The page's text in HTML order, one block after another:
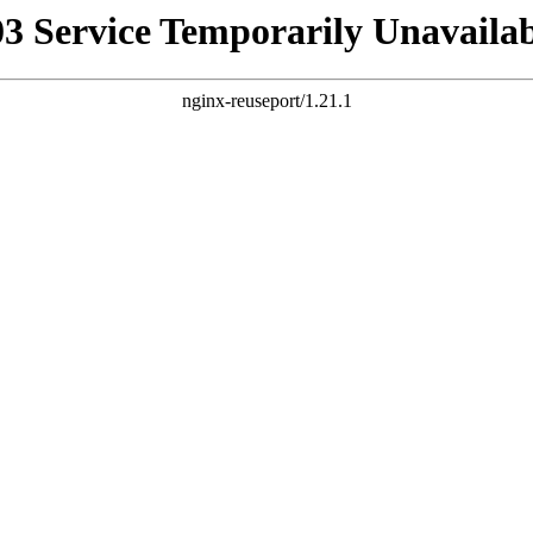
Service Temporarily
nginx-reuseport/1.21.1